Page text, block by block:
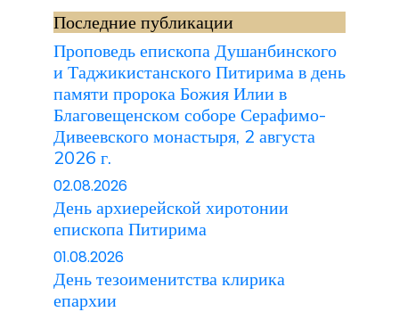
Последние публикации
Проповедь епископа Душанбинского
и Таджикистанского Питирима в день
памяти пророка Божия Илии в
Благовещенском соборе Серафимо-
Дивеевского монастыря, 2 августа
2026 г.
02.08.2026
День архиерейской хиротонии
епископа Питирима
01.08.2026
День тезоименитства клирика
епархии